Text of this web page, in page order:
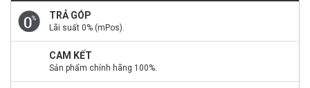
TRẢ GÓP
Lãi suất 0% (mPos).
CAM KẾT
Sản phẩm chính hãng 100%.